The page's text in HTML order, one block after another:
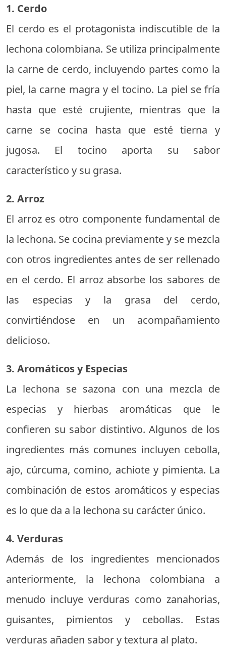
1. Cerdo
El cerdo es el protagonista indiscutible de la
lechona colombiana. Se utiliza principalmente
la carne de cerdo, incluyendo partes como la
piel, la carne magra y el tocino. La piel se fría
hasta que esté crujiente, mientras que la
carne se cocina hasta que esté tierna y
jugosa. El tocino aporta su sabor
característico y su grasa.
2. Arroz
El arroz es otro componente fundamental de
la lechona. Se cocina previamente y se mezcla
con otros ingredientes antes de ser rellenado
en el cerdo. El arroz absorbe los sabores de
las especias y la grasa del cerdo,
convirtiéndose en un acompañamiento
delicioso.
3. Aromáticos y Especias
La lechona se sazona con una mezcla de
especias y hierbas aromáticas que le
confieren su sabor distintivo. Algunos de los
ingredientes más comunes incluyen cebolla,
ajo, cúrcuma, comino, achiote y pimienta. La
combinación de estos aromáticos y especias
es lo que da a la lechona su carácter único.
4. Verduras
Además de los ingredientes mencionados
anteriormente, la lechona colombiana a
menudo incluye verduras como zanahorias,
guisantes, pimientos y cebollas. Estas
verduras añaden sabor y textura al plato.